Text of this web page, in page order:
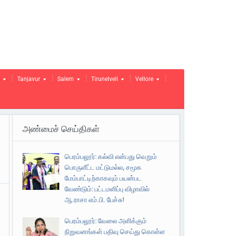
Tanjavur Salem Tirunelveli Vellore
அண்மைச் செய்திகள்
பெரம்பலூர்: கல்வி என்பது வெறும்
பொருளீட்ட மட்டுமல்ல, சமூக
மேம்பாட்டிற்காகவும் பயன்பட
வேண்டும்: பட்டமளிப்பு விழாவில்
ஆ.ராசா எம்.பி. பேச்சு!
பெரம்பலூர்: வேலை அளிக்கும்
நிறுவனங்கள் பதிவு செய்து கொள்ள